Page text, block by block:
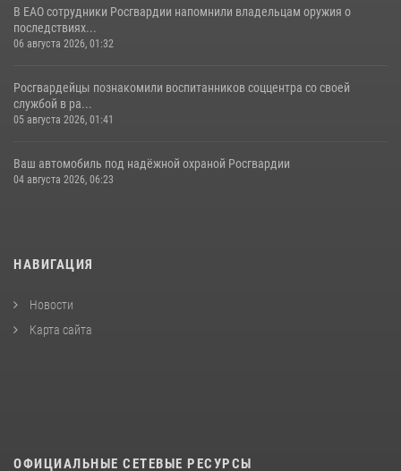
В ЕАО сотрудники Росгвардии напомнили владельцам оружия о
последствиях...
06 августа 2026, 01:32
Росгвардейцы познакомили воспитанников соццентра со своей
службой в ра...
05 августа 2026, 01:41
Ваш автомобиль под надёжной охраной Росгвардии
04 августа 2026, 06:23
НАВИГАЦИЯ
Новости
Карта сайта
ОФИЦИАЛЬНЫЕ СЕТЕВЫЕ РЕСУРСЫ